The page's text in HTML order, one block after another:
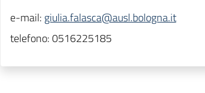
e-mail: giulia.falasca@ausl.bologna.it
telefono:0516225185